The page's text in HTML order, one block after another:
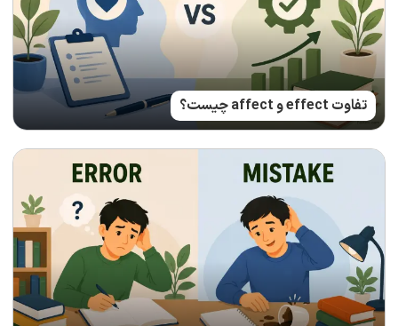
تفاوت effect و affect چیست؟